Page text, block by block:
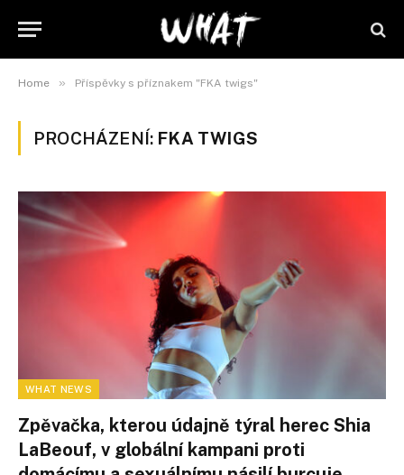
Home » Příspěvky s příznakem "FKA twigs"
PROCHÁZENÍ: FKA TWIGS
WHAT NEWS
Zpěvačka, kterou údajně týral herec Shia
LaBeouf, v globální kampani proti